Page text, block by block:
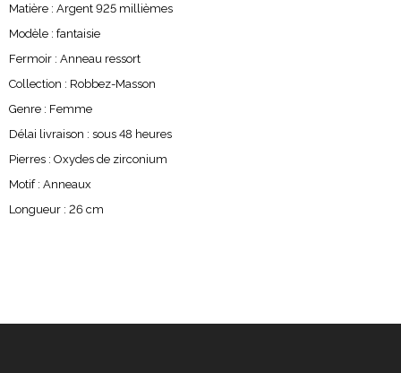
Matière : Argent 925 millièmes
Modèle : fantaisie
Fermoir : Anneau ressort
Collection : Robbez-Masson
Genre : Femme
Délai livraison : sous 48 heures
Pierres : Oxydes de zirconium
Motif : Anneaux
Longueur : 26 cm